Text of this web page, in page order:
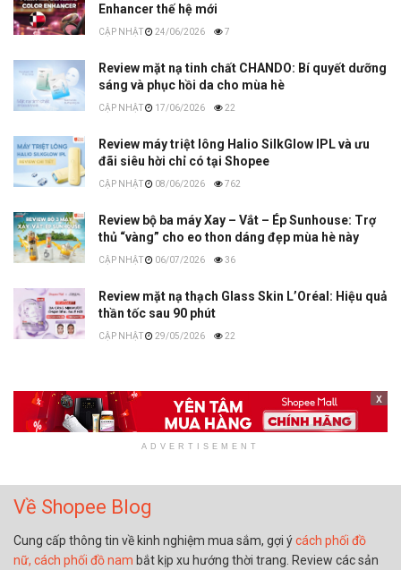
Enhancer thế hệ mới
24/06/2026 7
Review mặt nạ tinh chất CHANDO: Bí quyết dưỡng
sáng và phục hồi da cho mùa hè
17/06/2026 22
Review máy triệt lông Halio SilkGlow IPL và ưu
đãi siêu hời chỉ có tại Shopee
08/06/2026 762
Review bộ ba máy Xay – Vắt – Ép Sunhouse: Trợ
thủ “vàng” cho eo thon dáng đẹp mùa hè này
06/07/2026 36
Review mặt nạ thạch Glass Skin L’Oréal: Hiệu quả
thần tốc sau 90 phút
29/05/2026 22
x
ADVERTISEMENT
Về Shopee Blog
Cung cấp thông tin về kinh nghiệm mua sắm, gợi ýcách phối đồ
nữ, cách phối đồ nam bắt kịp xu hướng thời trang. Review các sản